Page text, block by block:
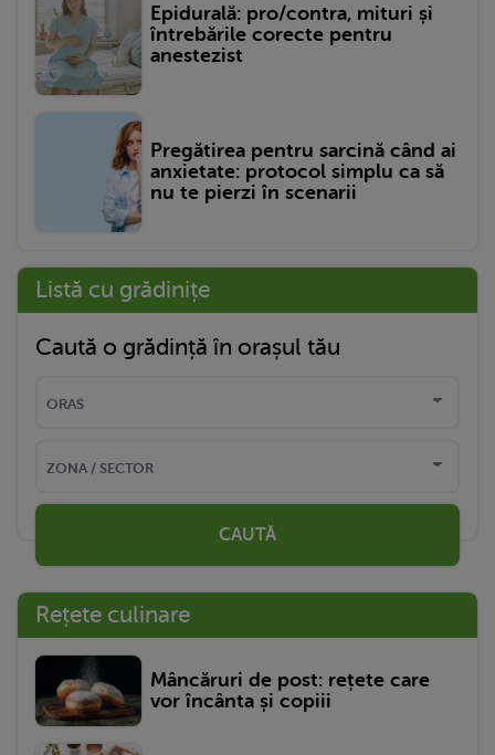
Epidurală: pro/contra, mituri și
întrebările corecte pentru
anestezist
Pregătirea pentru sarcină când ai
anxietate: protocol simplu ca să
nu te pierzi în scenarii
Listă cu grădinițe
Caută o grădință în orașul tău
CAUTĂ
Rețete culinare
Mâncăruri de post: rețete care
vor încânta și copiii